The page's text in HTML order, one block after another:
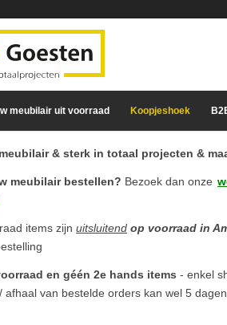
meubilair uit voorraad Koopjeshoek
& sterk in totaal projecten &
meubilair bestellen? Bezoek dan onze
items zijn uitsluitend op voorraad in
en géén 2e hands items - enkel
afhaal van bestelde orders kan wel 5